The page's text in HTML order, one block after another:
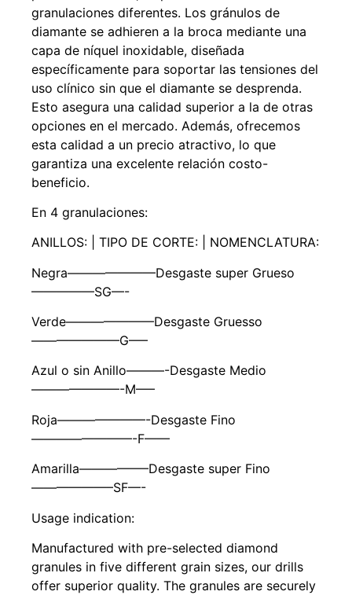
granulaciones diferentes. Los gránulos de
diamante se adhieren a la broca mediante una
capa de níquel inoxidable, diseñada
específicamente para soportar las tensiones del
uso clínico sin que el diamante se desprenda.
Esto asegura una calidad superior a la de otras
opciones en el mercado. Además, ofrecemos
esta calidad a un precio atractivo, lo que
garantiza una excelente relación costo-
beneficio.
En 4 granulaciones:
ANILLOS: | TIPO DE CORTE: | NOMENCLATURA:
Negra———————Desgaste super Grueso
—————SG—-
Verde———————Desgaste Gruesso
———————G—–
Azul o sin Anillo———-Desgaste Medio
———————-M—–
Roja———————-Desgaste Fino
————————-F——
Amarilla—————–Desgaste super Fino
——————–SF—-
Usage indication:
Manufactured with pre-selected diamond
granules in five different grain sizes, our drills
offer superior quality. The granules are securely